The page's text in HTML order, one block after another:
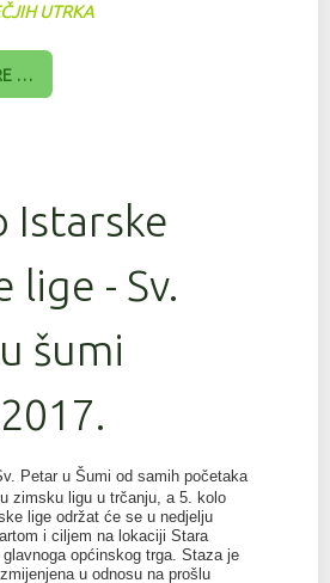
UTRKA
…
Istarske
lige - Sv.
šumi
Petar u Šumi od samih početaka
zimsku ligu u trčanju, a 5. kolo
lige održat će se u nedjelju
i ciljem na lokaciji Stara
općinskog trga. Staza je
u odnosu na prošlu